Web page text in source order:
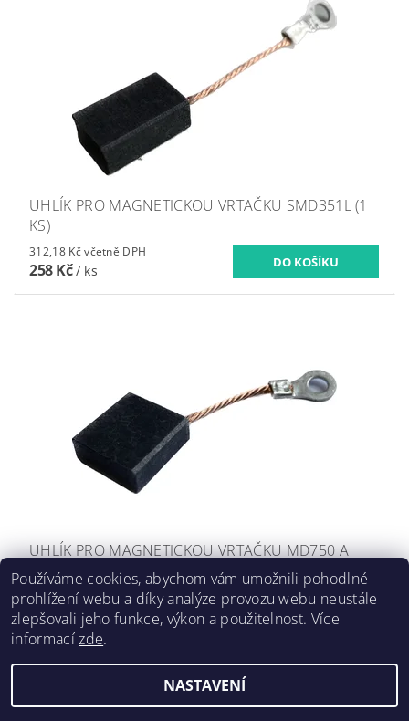
UHLÍK PRO MAGNETICKOU VRTAČKU SMD351L (1
KS)
312,18 Kč včetně DPH
258 Kč/ ks
UHLÍK PRO MAGNETICKOU VRTAČKU MD750 A
MD120 (1 KS)
312,18 Kč včetně DPH
258 Kč/ ks
2026 ©Forsteel.eu, všechna práva vyhrazenaUpravit nastavení cookies
Používáme cookies, abychom vám umožnili pohodlné
prohlížení webu a díky analýze provozu webu neustále
zlepšovali jeho funkce, výkon a použitelnost. Více
informacízde.
NASTAVENÍ